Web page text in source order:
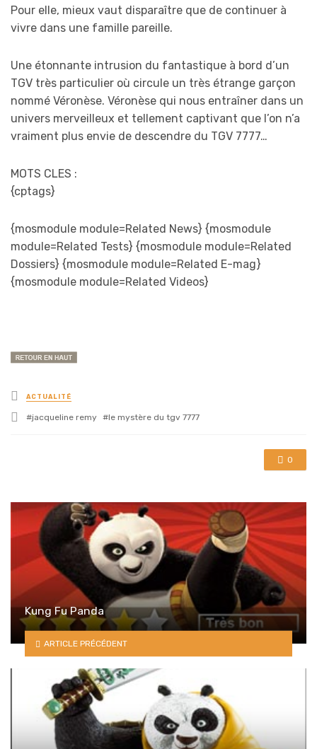
Pour elle, mieux vaut disparaître que de continuer à
vivre dans une famille pareille.
Une étonnante intrusion du fantastique à bord d’un
TGV très particulier où circule un très étrange garçon
nommé Véronèse. Véronèse qui nous entraîner dans un
univers merveilleux et tellement captivant que l’on n’a
vraiment plus envie de descendre du TGV 7777…
MOTS CLES :
{cptags}
{mosmodule module=Related News} {mosmodule
module=Related Tests} {mosmodule module=Related
Dossiers} {mosmodule module=Related E-mag}
{mosmodule module=Related Videos}
Posted
in
ACTUALITÉ
Tagged
jacqueline remy le mystère du tgv 7777
0
Kung Fu Panda
ARTICLE PRÉCÉDENT